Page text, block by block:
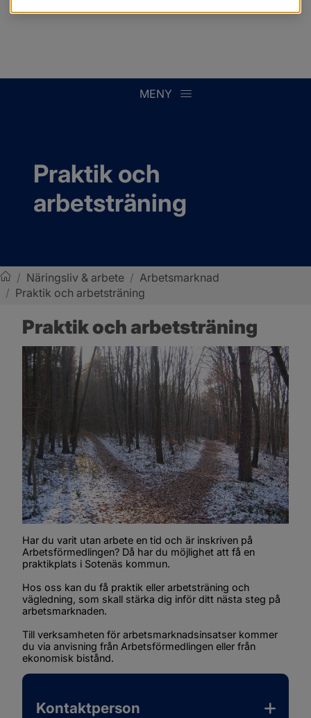
MENY
Praktik och
arbetsträning
Sotenäs kommun
/ Näringsliv & arbete / Arbetsmarknad
/ Praktik och arbetsträning
Praktik och arbetsträning
Har du varit utan arbete en tid och är inskriven på
Arbetsförmedlingen? Då har du möjlighet att få en
praktikplats i Sotenäs kommun.
Hos oss kan du få praktik eller arbetsträning och
vägledning, som skall stärka dig inför ditt nästa steg på
arbetsmarknaden.
Till verksamheten för arbetsmarknadsinsatser kommer
du via anvisning från Arbetsförmedlingen eller från
ekonomisk bistånd.
Kontaktperson